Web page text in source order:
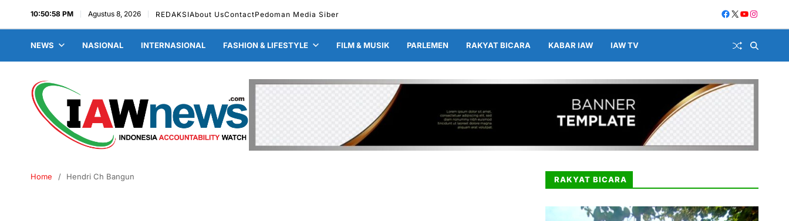
10:50:59 PM Agustus 8, 2026 REDAKSIAbout UsContactPedoman Media Siber
NEWS NASIONAL INTERNASIONAL FASHION & LIFESTYLE FILM & MUSIK PARLEMEN RAKYAT BICARA KABAR IAW IAW TV
Home Hendri Ch Bangun RAKYAT BICARA